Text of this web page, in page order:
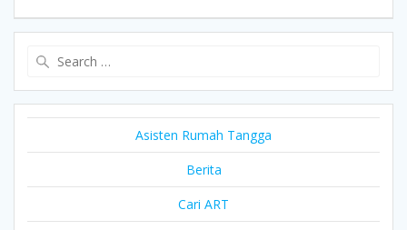
Asisten Rumah Tangga
Berita
Cari ART